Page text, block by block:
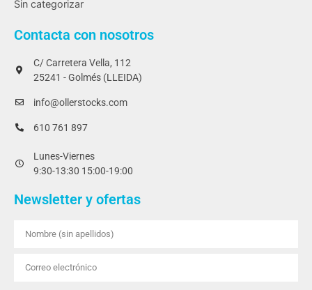
Sin categorizar
Contacta con nosotros
C/ Carretera Vella, 112
25241 - Golmés (LLEIDA)
info@ollerstocks.com
610 761 897
Lunes-Viernes
9:30-13:30 15:00-19:00
Newsletter y ofertas